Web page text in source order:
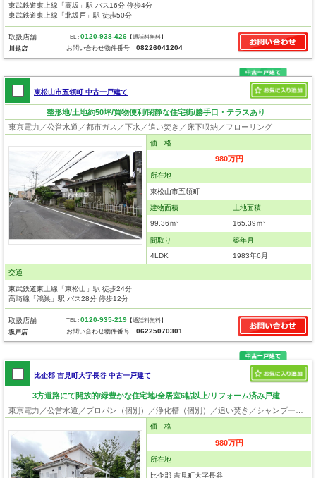
東武鉄道東上線「高坂」駅 バス16分 停歩4分
東武鉄道東上線「北坂戸」駅 徒歩50分
取扱店舗
川越店
TEL :0120-938-426 【通話料無料】
お問い合わせ物件番号：08226041204
東松山市五領町 中古一戸建て
整形地/土地約50坪/買物便利/閑静な住宅街/勝手口・テラスあり
東京電力／公営水道／都市ガス／下水／追い焚き／床下収納／フローリング
価 格
980万円
所在地
東松山市五領町
建物面積
99.36ｍ²
土地面積
165.39ｍ²
間取り
4LDK
築年月
1983年6月
交通
東武鉄道東上線「東松山」駅 徒歩24分
高崎線「鴻巣」駅 バス28分 停歩12分
取扱店舗
坂戸店
TEL :0120-935-219 【通話料無料】
お問い合わせ物件番号：06225070301
比企郡 吉見町大字長谷 中古一戸建て
3方道路にて開放的/緑豊かな住宅地/全居室6帖以上/リフォーム済み戸建
価 格
980万円
所在地
比企郡 吉見町大字長谷